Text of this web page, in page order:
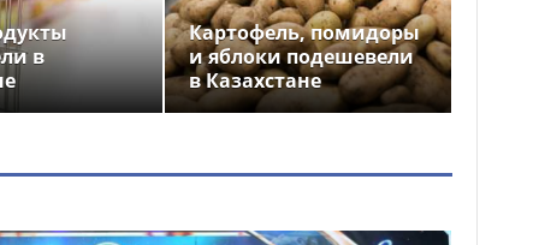
в
Картофель, помидоры
и яблоки подешевели
в Казахстане